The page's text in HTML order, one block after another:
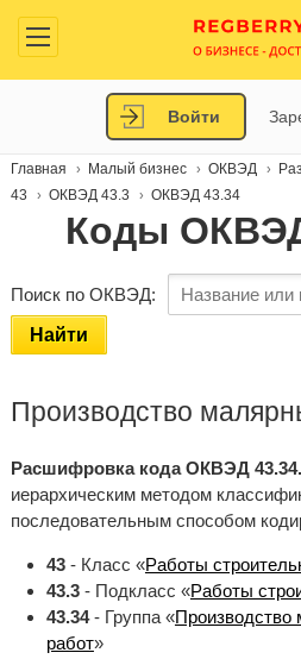
Войти
Главная Малый бизнес ОКВЭД
43
ОКВЭД 43.3 ОКВЭД 43.34
Коды
Поиск по ОКВЭД:
Найти
Производство
Расшифровка кода ОКВЭД
иерархическим методом
последовательным способом
43- Класс «Работы
43.3- Подкласс «Работы
43.34- Группа «Производство
работ»